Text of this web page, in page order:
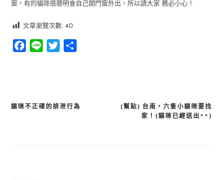
窗，有的貓咪很聰明會自己開門窗外出，所以請大家 務必小心！
文章瀏覽次數: 40
Facebook
Line Twitter
文
(幫貼) 台南，六隻小貓咪要找
家！(貓咪已經送出^^)
貓咪不正確的排泄行為